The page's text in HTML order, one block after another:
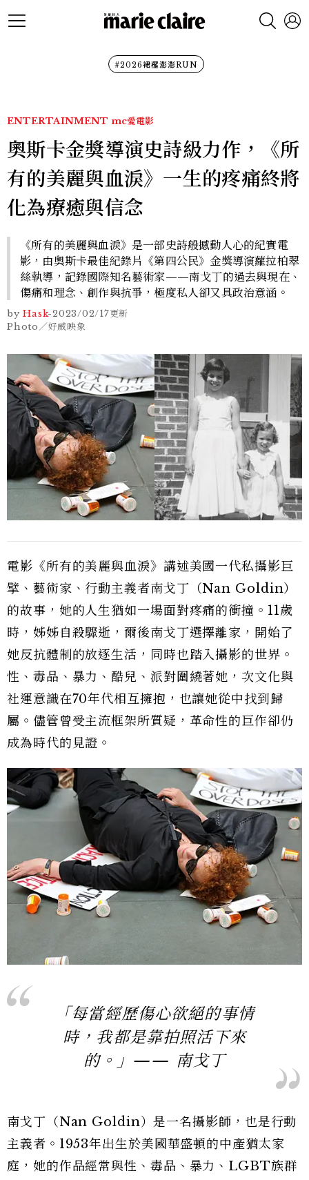
#2026裙襬澎澎RUN
ENTERTAINMENT mc愛電影
奧斯卡金獎導演史詩級力作，《所
有的美麗與血淚》一生的疼痛終將
化為療癒與信念
《所有的美麗與血淚》是一部史詩般撼動人心的紀實電
影，由奧斯卡最佳紀錄片《第四公民》金獎導演蘿拉柏翠
絲執導，記錄國際知名藝術家——南戈丁的過去與現在、
傷痛和理念、創作與抗爭，極度私人卻又具政治意涵。
by Hask-2023/02/17更新
Photo／好威映象
電影《所有的美麗與血淚》講述美國一代私攝影巨
擘、藝術家、行動主義者南戈丁（Nan Goldin）
的故事，她的人生猶如一場面對疼痛的衝撞。11歲
時，姊姊自殺驟逝，爾後南戈丁選擇離家，開始了
她反抗體制的放逐生活，同時也踏入攝影的世界。
性、毒品、暴力、酷兒、派對圍繞著她，次文化與
社運意識在70年代相互擁抱，也讓她從中找到歸
屬。儘管曾受主流框架所質疑，革命性的巨作卻仍
成為時代的見證。
「每當經歷傷心欲絕的事情
時，我都是靠拍照活下來
的。」—— 南戈丁
南戈丁（Nan Goldin）是一名攝影師，也是行動
主義者。1953年出生於美國華盛頓的中產猶太家
庭，她的作品經常與性、毒品、暴力、LGBT族群